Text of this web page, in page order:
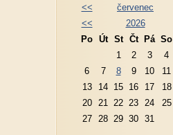
<< červenec
<<
2026
Po Út St Čt Pá So
1
2 3 4
6
7 8 9 10 11
13
14 15 16 17 18
20
21 22 23 24 25
27
28 29 30 31